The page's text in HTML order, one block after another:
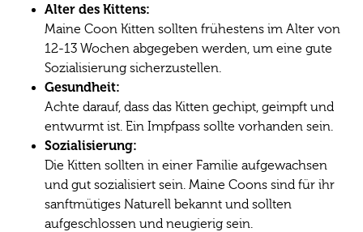
Alter des Kittens:
Maine Coon Kitten sollten frühestens im Alter von
12-13 Wochen abgegeben werden, um eine gute
Sozialisierung sicherzustellen.
Gesundheit:
Achte darauf, dass das Kitten gechipt, geimpft und
entwurmt ist. Ein Impfpass sollte vorhanden sein.
Sozialisierung:
Die Kitten sollten in einer Familie aufgewachsen
und gut sozialisiert sein. Maine Coons sind für ihr
sanftmütiges Naturell bekannt und sollten
aufgeschlossen und neugierig sein.